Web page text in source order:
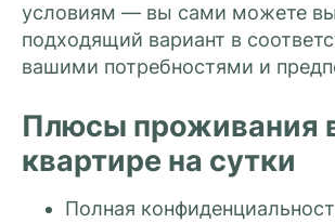
условиям — вы сами можете
подходящий вариант в
вашими потребностями и
Плюсы проживания
квартире на сутки
Полная